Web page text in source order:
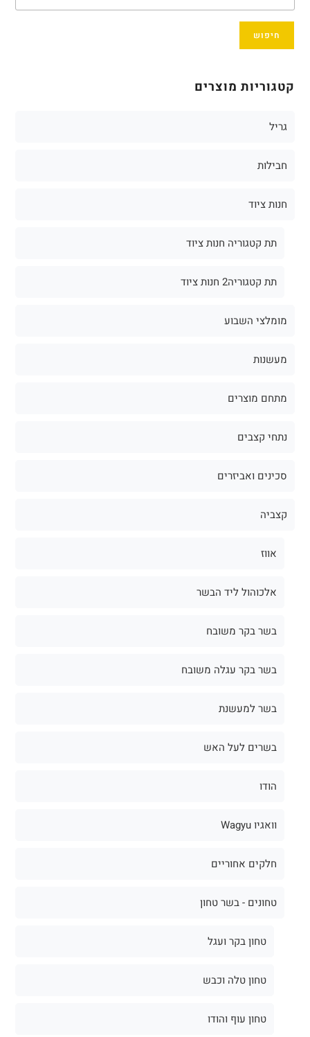
חיפוש
קטגוריות מוצרים
גריל
חבילות
חנות ציוד
תת קטגוריה חנות ציוד
תת קטגוריה2 חנות ציוד
מומלצי השבוע
מעשנות
מתחם מוצרים
נתחי קצבים
סכינים ואביזרים
קצביה
אווז
אלכוהול ליד הבשר
בשר בקר משובח
בשר בקר עגלה משובח
בשר למעשנת
בשרים לעל האש
הודו
וואגיו Wagyu
חלקים אחוריים
טחונים - בשר טחון
טחון בקר ועגל
טחון טלה וכבש
טחון עוף והודו